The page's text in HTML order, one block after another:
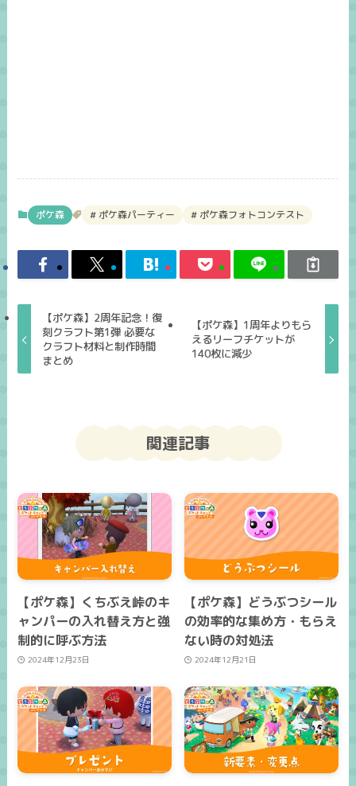
ポケ森 ポケ森パーティー ポケ森フォトコンテスト
【ポケ森】2周年記念！復
刻クラフト第1弾 必要な
クラフト材料と制作時間
まとめ
【ポケ森】1周年よりもら
えるリーフチケットが
140枚に減少
関連記事
【ポケ森】くちぶえ峠のキ
ャンパーの入れ替え方と強
制的に呼ぶ方法
2024年12月23日
【ポケ森】どうぶつシール
の効率的な集め方・もらえ
ない時の対処法
2024年12月21日